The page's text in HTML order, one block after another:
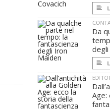
Da
Age: